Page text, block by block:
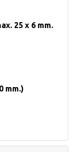
25 x 6 mm.
mm.)